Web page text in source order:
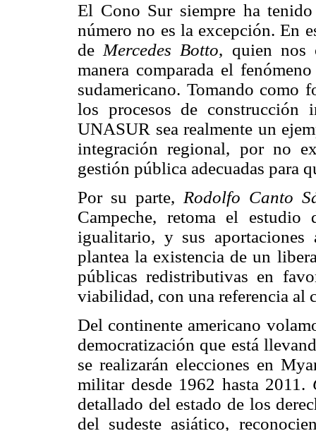
El Cono Sur siempre ha
número no es la excepción. En
de Mercedes Botto, quien nos
manera comparada el
sudamericano. Tomando como
los procesos de construcción
UNASUR sea realmente un
integración regional, por no
gestión pública adecuadas para
Por su parte, Rodolfo Canto
Campeche, retoma el
igualitario, y sus aportaciones
plantea la existencia de un
públicas redistributivas en
viabilidad, con una referencia al
Del continente americano
democratización que está
se realizarán elecciones en
militar desde 1962 hasta 2011.
detallado del estado de los
del sudeste asiático,